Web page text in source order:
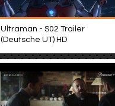
Ultraman - S02 Trailer
(Deutsche UT) HD